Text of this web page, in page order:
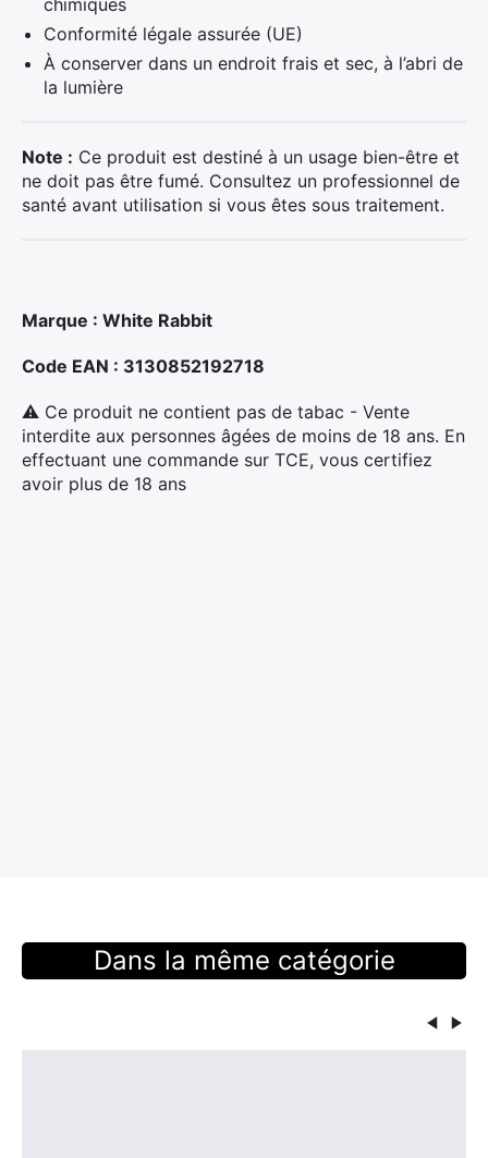
chimiques
Conformité légale assurée (UE)
À conserver dans un endroit frais et sec, à l’abri de
la lumière
Note : Ce produit est destiné à un usage bien-être et
ne doit pas être fumé. Consultez un professionnel de
santé avant utilisation si vous êtes sous traitement.
Marque : White Rabbit
Code EAN : 3130852192718
⚠ Ce produit ne contient pas de tabac - Vente
interdite aux personnes âgées de moins de 18 ans. En
effectuant une commande sur TCE, vous certifiez
avoir plus de 18 ans
Dans la même catégorie
Rechercher